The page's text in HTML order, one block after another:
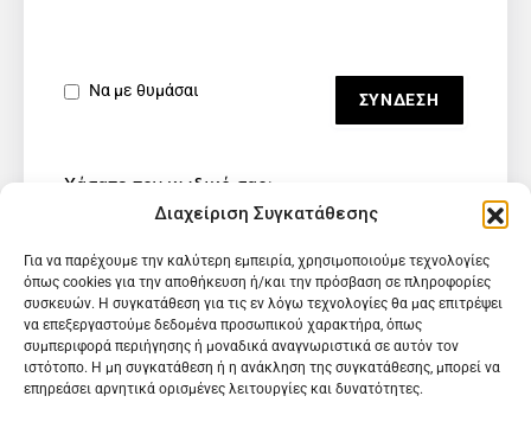
Διαχείριση Συγκατάθεσης
Για να παρέχουμε την καλύτερη εμπειρία, χρησιμοποιούμε τεχνολογίες
όπως cookies για την αποθήκευση ή/και την πρόσβαση σε πληροφορίες
συσκευών. Η συγκατάθεση για τις εν λόγω τεχνολογίες θα μας επιτρέψει
να επεξεργαστούμε δεδομένα προσωπικού χαρακτήρα, όπως
συμπεριφορά περιήγησης ή μοναδικά αναγνωριστικά σε αυτόν τον
ιστότοπο. Η μη συγκατάθεση ή η ανάκληση της συγκατάθεσης, μπορεί να
επηρεάσει αρνητικά ορισμένες λειτουργίες και δυνατότητες.
Να με θυμάσαι
Χάσατε τον κωδικό σας;